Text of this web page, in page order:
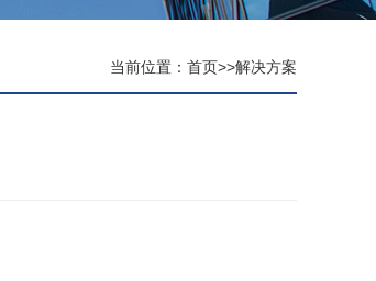
当前位置： 首页>>解决方案